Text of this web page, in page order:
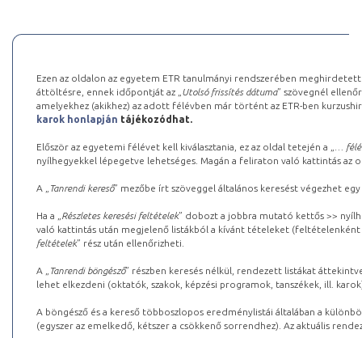
Ezen az oldalon az egyetem ETR tanulmányi rendszerében
áttöltésre, ennek időpontját az „ Utolsó frissítés dátuma” szövegnél
amelyekhez (akikhez) az adott félévben már történt az ETR-ben
karok honlapján tájékozódhat.
Először az egyetemi félévet kell kiválasztania, ez az oldal tetején a „
…
nyílhegyekkel lépegetve lehetséges. Magán a feliraton való kattintás az
A „ Tanrendi kereső” mezőbe írt szöveggel általános keresést végezhet
Ha a „ Részletes keresési feltételek” dobozt a jobbra mutató kettős >>
való kattintás után megjelenő listákból a kívánt tételeket (feltételenként
feltételek” rész után ellenőrizheti.
A „ Tanrendi böngésző” részben keresés nélkül, rendezett listákat
lehet elkezdeni (oktatók, szakok, képzési programok, tanszékek, ill.
A böngésző és a kereső többoszlopos eredménylistái általában a
(egyszer az emelkedő, kétszer a csökkenő sorrendhez). Az aktuális